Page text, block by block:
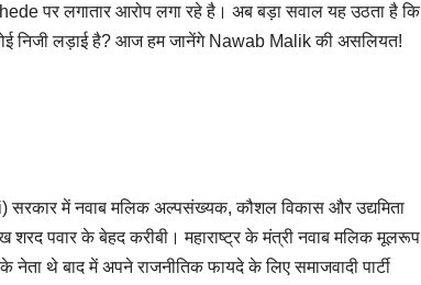
पर लगातार आरोप लगा रहे है। अब बड़ा सवाल यह उठता है कि
निजी लड़ाई है? आज हम जानेंगे Nawab Malik की असलियत!
सरकार में नवाब मलिक अल्पसंख्यक, कौशल विकास और उद्यमिता
शरद पवार के बेहद करीबी। महाराष्ट्र के मंत्री नवाब मलिक मूलरूप
थे बाद में अपने राजनीतिक फायदे के लिए समाजवादी पार्टी